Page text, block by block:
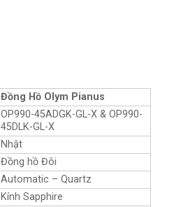
Đồng Hồ Olym Pianus
OP990-45ADGK-GL-X & OP990-
45DLK-GL-X
Nhật
Đồng hồ Đôi
Automatic – Quartz
Kính Sapphire